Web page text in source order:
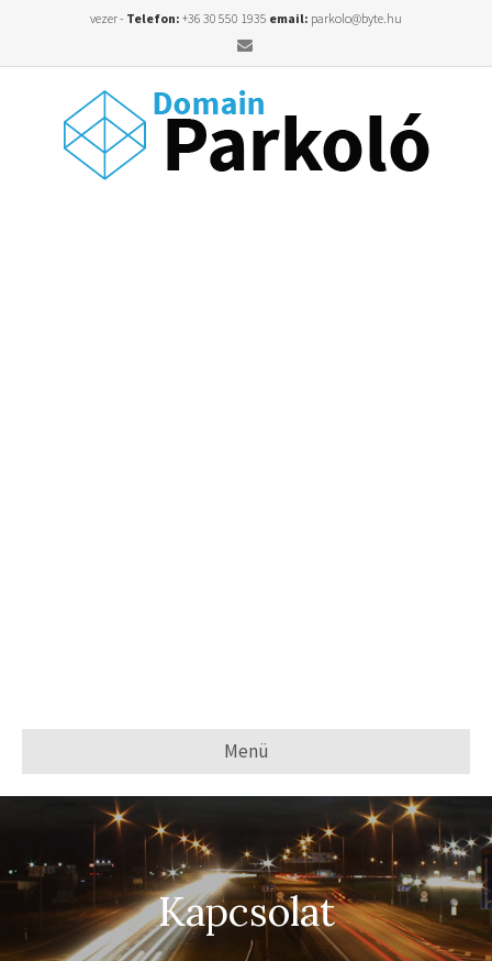
vezer - Telefon: +36 30 550 1935 email: parkolo@byte.hu
Email
Menü
Kapcsolat